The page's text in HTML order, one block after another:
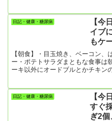
が上昇する食後30分以内なんだけ
なら、食後ってゆっくりしたいじ
間以上たたないと、散歩に出た
日記・健康・糖尿病
【今
イブ
もケ
【朝食】・目玉焼き、ベーコン
ー・ポテトサラダまともな食事は
ーキ以外にオードブルとかチキン
とか8000歩超え。
日記・健康・糖尿病
【今
すぐ
ぎ2